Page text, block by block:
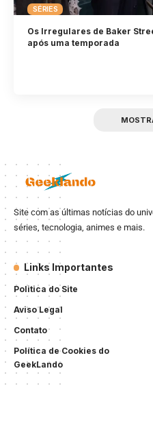
SÉRIES
Os Irregulares de Baker
após uma temporada
Site com as últimas notícias do
séries, tecnologia, animes e mais.
Links Importantes
Politica do Site
Aviso Legal
Contato
Política de Cookies do
GeekLando